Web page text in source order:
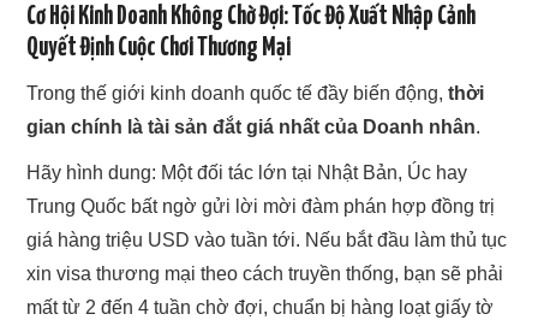
Cơ Hội Kinh Doanh Không Chờ Đợi: Tốc Độ Xuất Nhập Cảnh
Quyết Định Cuộc Chơi Thương Mại
Trong thế giới kinh doanh quốc tế đầy biến động,thời
gian chính là tài sản đắt giá nhất của Doanh nhân.
Hãy hình dung: Một đối tác lớn tại Nhật Bản, Úc hay
Trung Quốc bất ngờ gửi lời mời đàm phán hợp đồng trị
giá hàng triệu USD vào tuần tới. Nếu bắt đầu làm thủ tục
xin visa thương mại theo cách truyền thống, bạn sẽ phải
mất từ 2 đến 4 tuần chờ đợi, chuẩn bị hàng loạt giấy tờ